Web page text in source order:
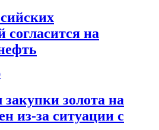
согласится на
золота на
из-за ситуации с